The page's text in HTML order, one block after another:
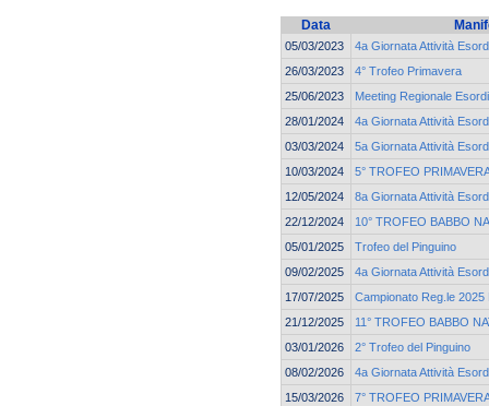
Data
05/03/2023
4a Giornata Attività
26/03/2023
4° Trofeo Primavera
25/06/2023
Meeting Regionale
28/01/2024
4a Giornata Attività
03/03/2024
5a Giornata Attività
10/03/2024
5° TROFEO
12/05/2024
8a Giornata Attività
22/12/2024
10° TROFEO BABBO
05/01/2025
Trofeo del Pinguino
09/02/2025
4a Giornata Attività
17/07/2025
Campionato Reg.le
21/12/2025
11° TROFEO BABBO
03/01/2026
2° Trofeo del Pinguino
08/02/2026
4a Giornata Attività
15/03/2026
7° TROFEO